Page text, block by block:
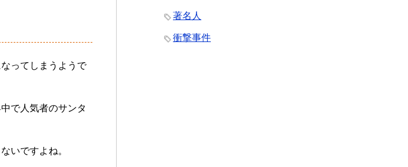
ってしまうようで
で人気者のサンタ
いですよね。
著名人
衝撃事件